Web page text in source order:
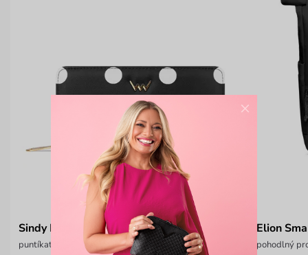
Sindy Black
puntíkatá peněženka na zip
Elion
pohodlný
×